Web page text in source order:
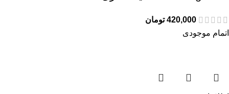
420,000 تومان
اتمام موجودی